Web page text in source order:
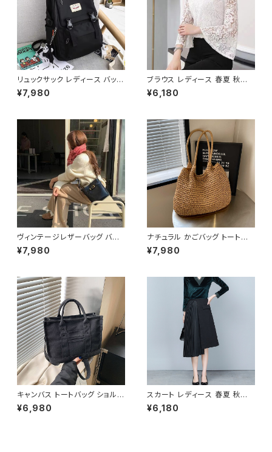
リュックサック レディース バック
パック 通学バッグ カジュアルリ
ュック 大容量 高校生 中学生 韓
¥7,980
ブラウス レディース 春夏 秋冬
春 夏 秋 冬 白 シャツ トップス
フレアスリーブ チョーカー風 ラ
ホワイト ベージュ ダークグリー
ン コーヒー 韓国 ゆったり シー
スルー チョーカーネック ブラウ
スシャツ 体型カバー 二の腕カバ
ー シンプル シャツブラウス オフ
ィス カジュアル OL 上品 大人 1
0代 20代 30代 40代 C-TSS
0052
¥6,180
ヴィンテージレザーバッグ バケ
ツ型ショルダーバッグ レディース
ショルダー バッグ ショルダーバ
人気アイテム 秋冬 春コーデ K-
B0209
¥7,980
ナチュラル かごバッグ トートバッ
グ ショルダーバッグ レディース
バッグ 軽量 編み 大容量 夏 韓
春夏 おしゃれ 人気 2色展開 K-
¥7,980
キャンバス トートバッグ ショルダ
ーバッグ ミニバッグ レディース
ワンタイプ ブラック グレー ブラ
¥6,980
スカート レディース 春夏 秋冬
春 夏 秋 冬 黒 プリーツスカート
ミディアム丈 プリーツ アシンメ
¥6,180